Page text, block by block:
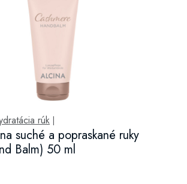
rúk
suché a popraskané ruky
Balm) 50 ml